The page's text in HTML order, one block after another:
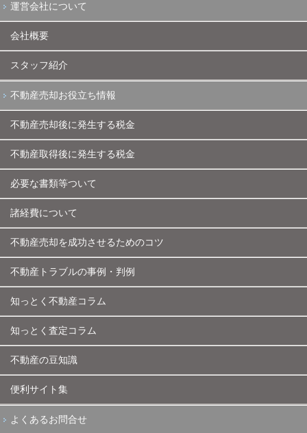
運営会社について
会社概要
スタッフ紹介
不動産売却お役立ち情報
不動産売却後に発生する税金
不動産取得後に発生する税金
必要な書類等ついて
諸経費について
不動産売却を成功させるためのコツ
不動産トラブルの事例・判例
知っとく不動産コラム
知っとく査定コラム
不動産の豆知識
便利サイト集
よくあるお問合せ